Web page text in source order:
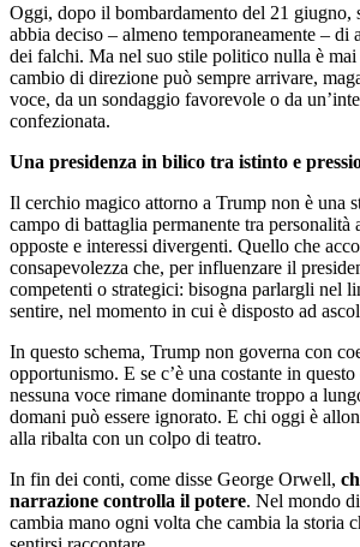
Oggi, dopo il bombardamento del 21 giugno,
abbia deciso – almeno temporaneamente – di
dei falchi. Ma nel suo stile politico nulla è
cambio di direzione può sempre arrivare,
voce, da un sondaggio favorevole o da
confezionata.
Una presidenza in bilico tra istinto e
Il cerchio magico attorno a Trump non è una
campo di battaglia permanente tra personalità
opposte e interessi divergenti. Quello che
consapevolezza che, per influenzare il
competenti o strategici: bisogna parlargli nel
sentire, nel momento in cui è disposto ad
In questo schema, Trump non governa con
opportunismo. E se c’è una costante in
nessuna voce rimane dominante troppo a
domani può essere ignorato. E chi oggi è
alla ribalta con un colpo di teatro.
In fin dei conti, come disse George Orwell,
narrazione controlla il potere. Nel mondo
cambia mano ogni volta che cambia la storia